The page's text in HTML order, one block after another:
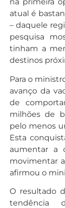
atual é
– daquele
pesquisa
tinham a
destinos
Para o
avanço da
de
milhões de
pelo menos
Esta
aumentar a
movimentar
afirmou o
O resultado
tendência